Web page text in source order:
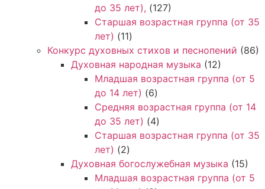
до 35 лет), (127)
Старшая возрастная группа (от 35
лет) (11)
Конкурс духовных стихов и песнопений (86)
Духовная народная музыка (12)
Младшая возрастная группа (от 5
до 14 лет) (6)
Средняя возрастная группа (от 14
до 35 лет) (4)
Старшая возрастная группа (от 35
лет) (2)
Духовная богослужебная музыка (15)
Младшая возрастная группа (от 5